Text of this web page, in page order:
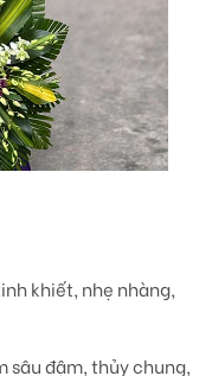
khiết, nhẹ nhàng,
sâu đậm, thủy chung,